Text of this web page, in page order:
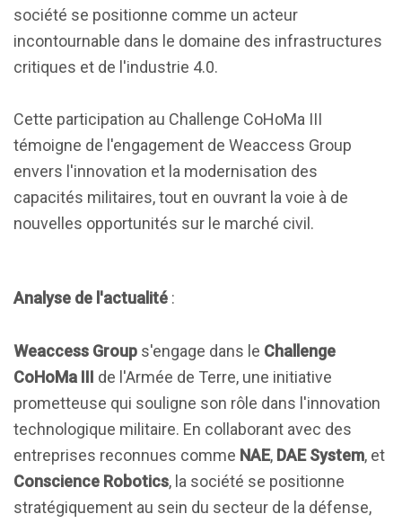
société se positionne comme un acteur
incontournable dans le domaine des infrastructures
critiques et de l'industrie 4.0.
Cette participation au Challenge CoHoMa III
témoigne de l'engagement de Weaccess Group
envers l'innovation et la modernisation des
capacités militaires, tout en ouvrant la voie à de
nouvelles opportunités sur le marché civil.
Analyse de l'actualité :
Weaccess Group s'engage dans le Challenge
CoHoMa III de l'Armée de Terre, une initiative
prometteuse qui souligne son rôle dans l'innovation
technologique militaire. En collaborant avec des
entreprises reconnues comme NAE, DAE System, et
Conscience Robotics, la société se positionne
stratégiquement au sein du secteur de la défense,